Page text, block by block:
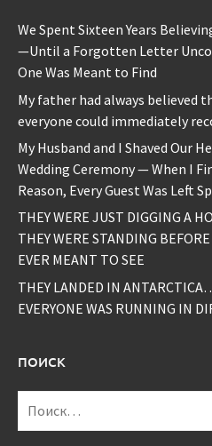
We Spent Sixteen Years
—Until a Forgotten Letter
One Was Meant to Find
My father had always believed
everyone could immediately
My Husband and I Shaved Our
Wedding Ceremony — When I
Reason, Every Guest Was Left
THEY WERE JUST DIGGING A
THEY WERE STANDING
EVER MEANT TO SEE
THEY LANDED IN
EVERYONE WAS RUNNING IN
ПОИСК